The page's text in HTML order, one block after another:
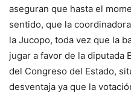
aseguran que hasta el
sentido, que la
la Jucopo, toda vez que la
jugar a favor de la diputada
del Congreso del Estado,
desventaja ya que la